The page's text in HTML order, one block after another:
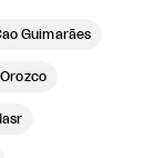
Guimarães